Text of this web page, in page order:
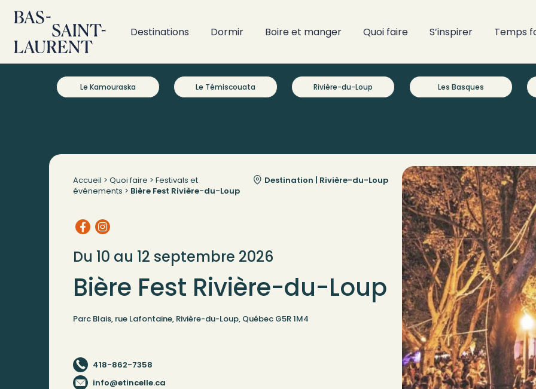
Destinations Dormir Boire et manger Quoi faire S’inspirer Temps
Le Kamouraska Le Témiscouata Rivière-du-Loup Les Basques
Accueil > Quoi faire > Festivals et
événements > Bière Fest Rivière-du-Loup
Destination | Rivière-du-Loup
Du 10 au 12 septembre 2026
Bière Fest Rivière-du-Loup
Parc Blais, rue Lafontaine, Rivière-du-Loup, Québec G5R 1M4
418-862-7358
info@etincelle.ca